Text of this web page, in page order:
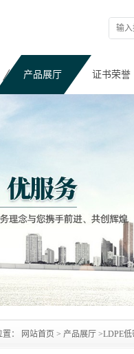
产品展厅 证书荣誉
： 网站首页 > 产品展厅 >LDPE